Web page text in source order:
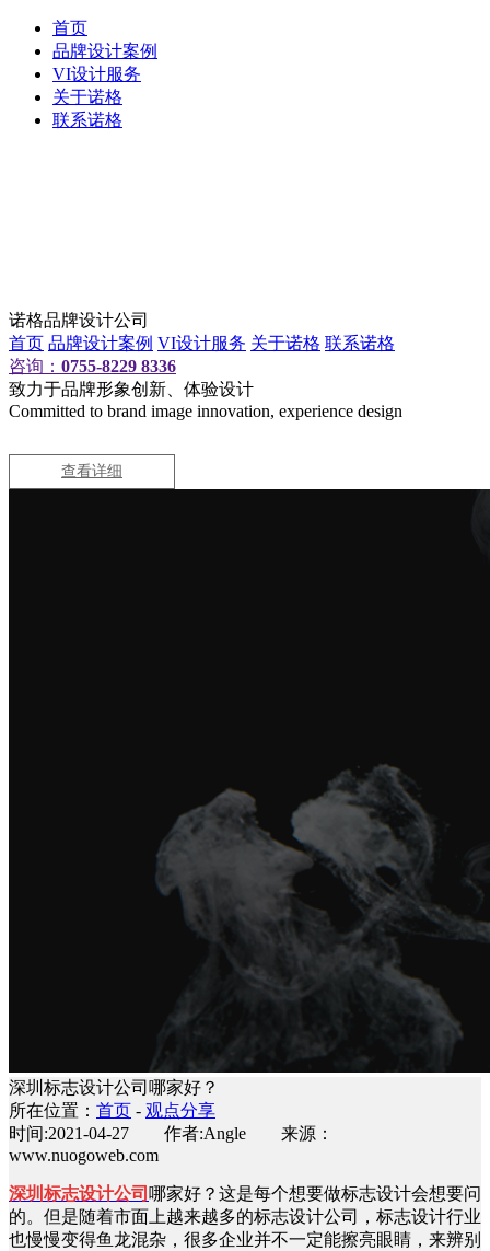
首页
品牌设计案例
VI设计服务
关于诺格
联系诺格
诺格品牌设计公司
首页 品牌设计案例 VI设计服务 关于诺格 联系诺格
咨询： 0755-8229 8336
致力于品牌形象创新、体验设计
Committed to brand image innovation, experience design
查看详细
深圳标志设计公司哪家好？
所在位置： 首页 - 观点分享
时间:2021-04-27 作者:Angle 来源：
www.nuogoweb.com
深圳标志设计公司 哪家好？这是每个想要做标志设计会想要问
的。但是随着市面上越来越多的标志设计公司，标志设计行业
也慢慢变得鱼龙混杂，很多企业并不一定能擦亮眼睛，来辨别